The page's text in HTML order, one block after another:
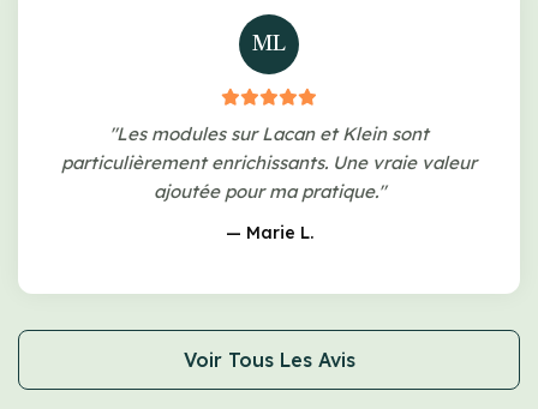
ML
"Les modules sur Lacan et Klein sont
particulièrement enrichissants. Une vraie valeur
ajoutée pour ma pratique."
— Marie L.
Voir Tous Les Avis